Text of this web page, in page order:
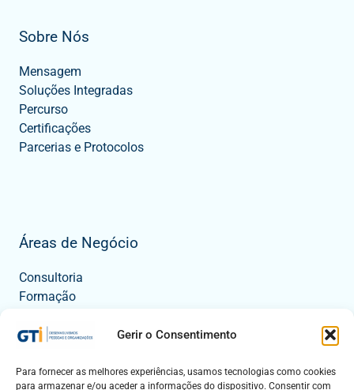
Gerir o Consentimento
Para fornecer as melhores experiências, usamos tecnologias como cookies
para armazenar e/ou aceder a informações do dispositivo. Consentir com
Sobre Nós
Mensagem
Soluções Integradas
Percurso
Certificações
Parcerias e Protocolos
Áreas de Negócio
Consultoria
Formação
Eventos